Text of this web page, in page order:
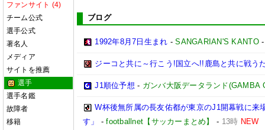
ファンサイト (4)
チーム公式
選手公式
著名人
メディア
サイトを推薦
選手
選手名鑑
故障者
移籍
ブログ
1992年8月7日生まれ -SANGARIAN'S KANTO
ジーコと共に～行こう!国立へ!!鹿島と共に戦う
J1順位予想 - ガンバ大阪データランド(GAMBA
W杯後無所属の長友佑都が東京のJ1開幕戦に来
す」
-footballnet【サッカーまとめ】 - 13時 NEW